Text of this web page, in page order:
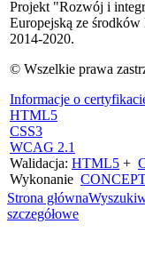
Projekt "Rozwój i
Europejską ze
2014-2020.
© Wszelkie prawa
Informacje o
HTML5
CSS3
WCAG 2.1
Walidacja: HTML5 +
Wykonanie
Strona główna
szczegółowe